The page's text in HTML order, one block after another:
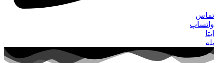
تماس
واتساپ
ایتا
بله